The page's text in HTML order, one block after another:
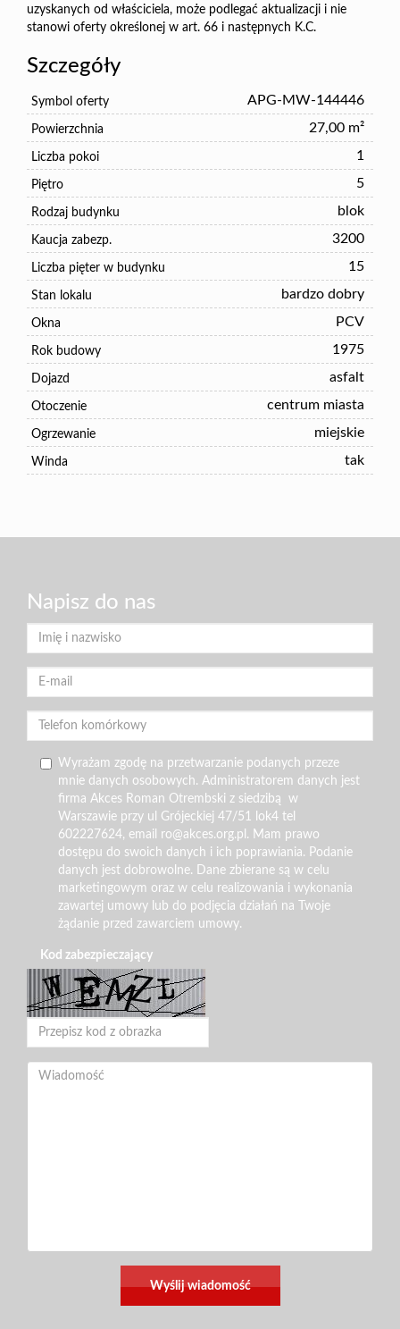
uzyskanych od właściciela, może podlegać aktualizacji i nie
stanowi oferty określonej w art. 66 i następnych K.C.
Szczegóły
Symbol oferty APG-MW-144446
Powierzchnia 27,00 m²
Liczba pokoi 1
Piętro 5
Rodzaj budynku blok
Kaucja zabezp. 3200
Liczba pięter w budynku 15
Stan lokalu bardzo dobry
Okna PCV
Rok budowy 1975
Dojazd asfalt
Otoczenie centrum miasta
Ogrzewanie miejskie
Winda tak
Napisz do nas
Wyrażam zgodę na przetwarzanie podanych przeze
mnie danych osobowych. Administratorem danych jest
firma Akces Roman Otrembski z siedzibą w
Warszawie przy ul Grójeckiej 47/51 lok4 tel
602227624, email ro@akces.org.pl. Mam prawo
dostępu do swoich danych i ich poprawiania. Podanie
danych jest dobrowolne. Dane zbierane są w celu
marketingowym oraz w celu realizowania i wykonania
zawartej umowy lub do podjęcia działań na Twoje
żądanie przed zawarciem umowy.
Kod zabezpieczający